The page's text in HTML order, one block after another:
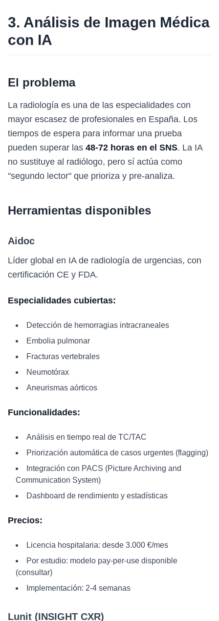
3. Análisis de Imagen Médica
con IA
El problema
La radiología es una de las especialidades con
mayor escasez de profesionales en España. Los
tiempos de espera para informar una prueba
pueden superar las 48-72 horas en el SNS. La IA
no sustituye al radiólogo, pero sí actúa como
"segundo lector" que prioriza y pre-analiza.
Herramientas disponibles
Aidoc
Líder global en IA de radiología de urgencias, con
certificación CE y FDA.
Especialidades cubiertas:
Detección de hemorragias intracraneales
Embolia pulmonar
Fracturas vertebrales
Neumotórax
Aneurismas aórticos
Funcionalidades:
Análisis en tiempo real de TC/TAC
Priorización automática de casos urgentes (flagging)
Integración con PACS (Picture Archiving and
Communication System)
Dashboard de rendimiento y estadísticas
Precios:
Licencia hospitalaria: desde 3.000 €/mes
Por estudio: modelo pay-per-use disponible
(consultar)
Implementación: 2-4 semanas
Lunit (INSIGHT CXR)